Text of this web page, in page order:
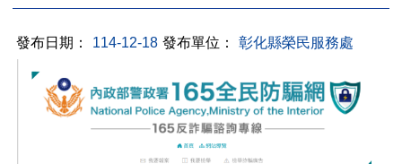
發布日期： 114-12-18 發布單位： 彰化縣榮民服務處